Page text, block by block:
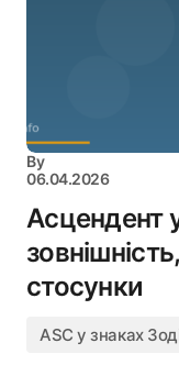
By
06.04.2026
Асцендент
стосунки
ASC у знаках